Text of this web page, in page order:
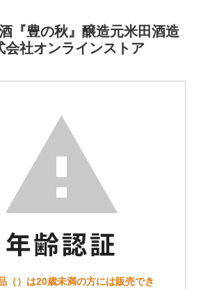
『豊の秋』醸造元米田酒造
会社オンラインストア
（）は20歳未満の方には販売でき